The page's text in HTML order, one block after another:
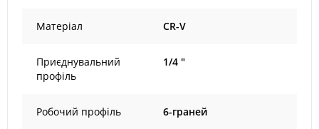
Матеріал CR-V
Приєднувальний
профіль
1/4 "
Робочий профіль 6-граней